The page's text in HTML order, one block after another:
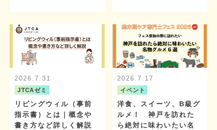
2026.7.31
JTCAゼミ
リビングウィル（事前
指示書）とは｜概念や
書き方など詳しく解説
2026.7.17
イベント
洋食、スイーツ、B級グ
ルメ！ 神戸を訪れた
ら絶対に味わいたい名